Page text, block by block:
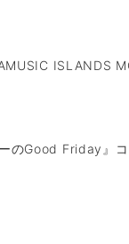
ISLANDS
のGood Friday』